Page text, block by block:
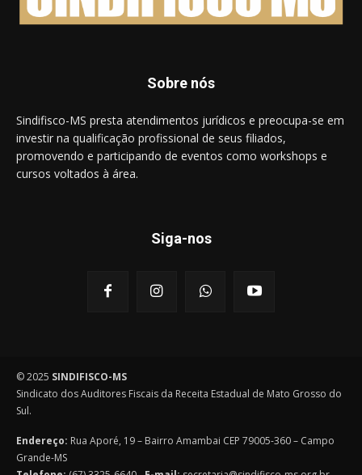
Sobre nós
Sindifisco-MS presta atendimentos jurídicos e preocupa-se em
investir na qualificação profissional de seus filiados,
promovendo e participando de eventos como workshops e
cursos voltados à área.
Siga-nos
© 2025 SINDIFISCO-MS
Sindicato dos Auditores Fiscais da Receita Estadual de Mato Grosso do
Sul.
Endereço: Rua Aporé, 19 – Bairro Amambai CEP 79005-360 – Campo
Grande-MS